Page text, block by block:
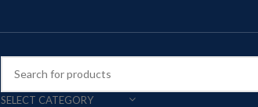
SELECT CATEGORY